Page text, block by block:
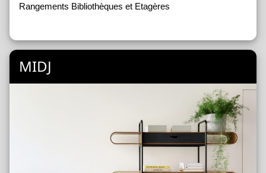
Rangements Bibliothèques et Etagères
MIDJ